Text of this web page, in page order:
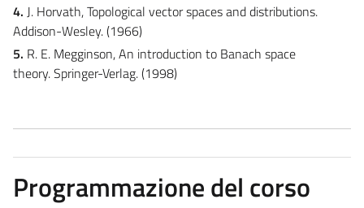
4. J. Horvath, Topological vector spaces and distributions.
Addison-Wesley. (1966)
5. R. E. Megginson, An introduction to Banach space
theory.Springer-Verlag. (1998)
Programmazione del corso